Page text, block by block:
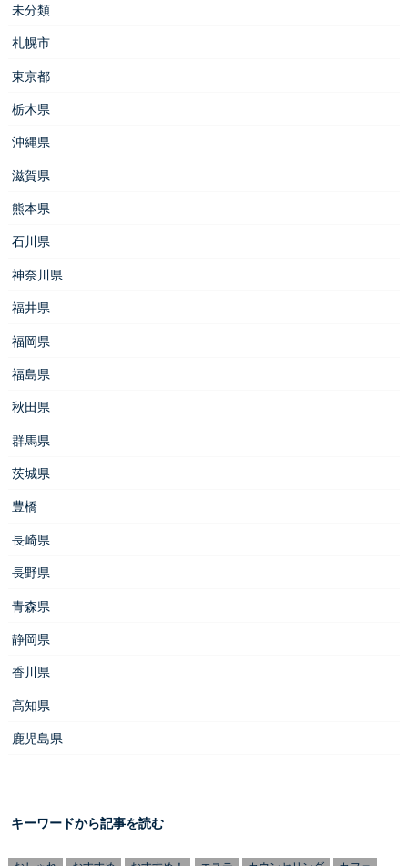
未分類
札幌市
東京都
栃木県
沖縄県
滋賀県
熊本県
石川県
神奈川県
福井県
福岡県
福島県
秋田県
群馬県
茨城県
豊橋
長崎県
長野県
青森県
静岡県
香川県
高知県
鹿児島県
キーワードから記事を読む